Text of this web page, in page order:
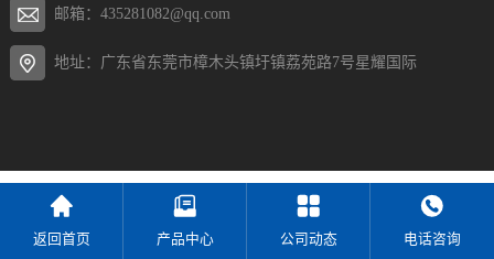
邮箱：435281082@qq.com
地址：广东省东莞市樟木头镇圩镇荔苑路7号星耀国际
返回首页 产品中心 公司动态 电话咨询